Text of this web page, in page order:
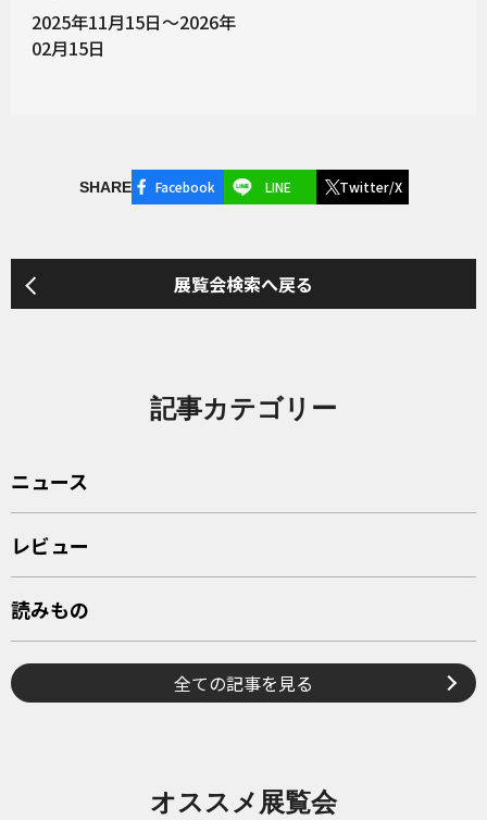
2025年11月15日～2026年
02月15日
SHARE Facebook LINE Twitter/X
展覧会検索へ戻る
記事カテゴリー
ニュース
レビュー
読みもの
全ての記事を見る
オススメ展覧会